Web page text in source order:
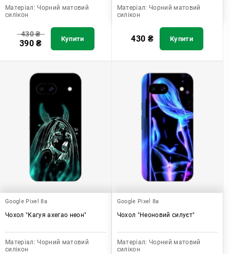
Матеріал: Чорний матовий
силікон
430₴
390₴ Купити
Матеріал: Чорний матовий
силікон
430 ₴ Купити
Google Pixel 8a
Чохол "Кагуя ахегао неон"
Матеріал: Чорний матовий
силікон
Google Pixel 8a
Чохол "Неоновий силуєт"
Матеріал: Чорний матовий
силікон